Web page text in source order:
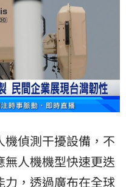
偵測干擾設備，不
無人機機型快速更迭
力，透過廣布在全球